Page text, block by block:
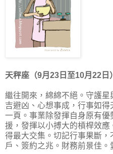
天秤座（9月23日至10月22日）
繼往開來，綿綿不絕。守護
吉避凶、心想事成，行事如
一頁。事業除發揮自身原有
援，發揮以小搏大的槓桿效
得最大交集。切記行事果斷
戶、簽約之兆。財務前景佳。